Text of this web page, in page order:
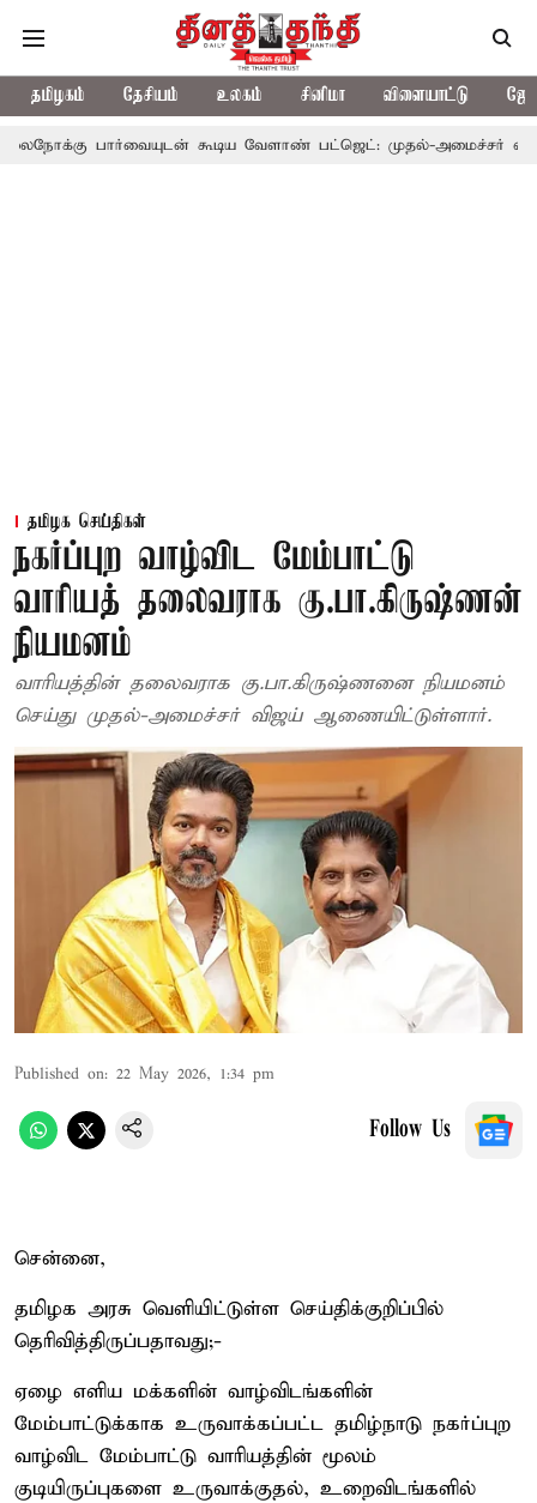
தமிழகம் தேசியம் உலகம் சினிமா விளையாட்டு
கூடிய வேளாண் பட்ஜெட்: முதல்-அமைச்சர் விஜய்
தமிழக செய்திகள்
நகர்ப்புற வாழ்விட மேம்பாட்டு
வாரியத் தலைவராக கு.பா.கிருஷ்ணன்
நியமனம்
வாரியத்தின் தலைவராக கு.பா.கிருஷ்ணனை நியமனம்
செய்து முதல்-அமைச்சர் விஜய் ஆணையிட்டுள்ளார்.
Published on: 22 May 2026, 1:34 pm
Follow Us
சென்னை,
தமிழக அரசு வெளியிட்டுள்ள செய்திக்குறிப்பில்
தெரிவித்திருப்பதாவது;-
ஏழை எளிய மக்களின் வாழ்விடங்களின்
மேம்பாட்டுக்காக உருவாக்கப்பட்ட தமிழ்நாடு நகர்ப்புற
வாழ்விட மேம்பாட்டு வாரியத்தின் மூலம்
குடியிருப்புகளை உருவாக்குதல், உறைவிடங்களில்